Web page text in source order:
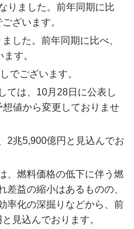
りました。前年同期に比
ざいます。
した。前年同期に比べ、
す。
でございます。
ては、10月28日に公表し
値から変更しておりませ
2兆5,900億円と見込んでお
、燃料価格の低下に伴う燃
差益の縮小はあるものの、
率化の深掘りなどから、前
見込んでおります。